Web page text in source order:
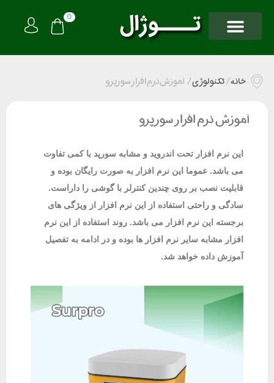
0
خانه/تکنولوژی/ آموزش نرم افزار سورپرو
آموزش نرم افزار سورپرو
این نرم افزار تحت اندروید و مشابه سورپد با کمی تفاوت
می باشد. عموما این نرم افزار به صورت رایگان بوده و
قابلیت نصب بر روی چندین کنترلر با گوشی را داراست.
سادگی و راحتی استفاده از این نرم افزار از ویژگی های
برجسته این نرم افزار می باشد. روند استفاده از این نرم
افزار مشابه سایر نرم افزار ها بوده و در ادامه به تفصیل
آموزش داده خواهد شد.